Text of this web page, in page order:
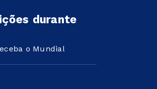
durante
o Mundial